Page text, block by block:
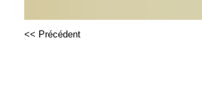
<< Précédent